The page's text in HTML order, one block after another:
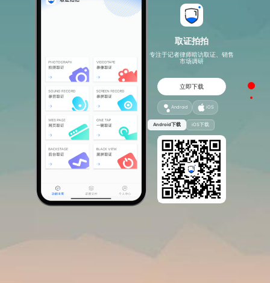
取证拍拍
专注于记者律师暗访取证、销售
市场调研
立即下载
Android iOS
Android下载 iOS下载
page1
page2